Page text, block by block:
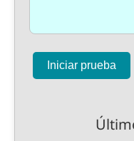
Iniciar prueba